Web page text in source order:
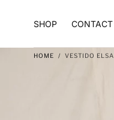
SHOP
CONTACT
HOME / VESTIDO ELSA